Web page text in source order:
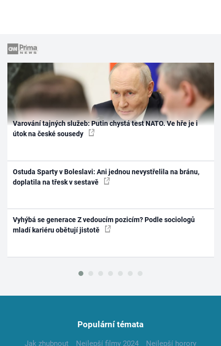
Varování tajných služeb: Putin chystá test NATO. Ve hře je i
útok na české sousedy
Ostuda Sparty v Boleslavi: Ani jednou nevystřelila na bránu,
doplatila na třesk v sestavě
Vyhýbá se generace Z vedoucím pozicím? Podle sociologů
mladí kariéru obětují jistotě
Populární témata
Jak zhubnout Nejlepší filmy 2024
Nejlepší horory